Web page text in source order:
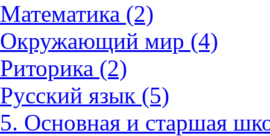
Математика (2)
Окружающий мир (4)
Риторика (2)
Русский язык (5)
5. Основная и старшая